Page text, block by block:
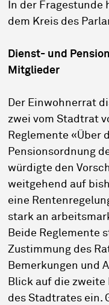
In der
dem Kreis des
Dienst- und
Mitglieder
Der Einwohnerrat
zwei vom Stadtrat
Reglemente «Über
Pensionsordnung
würdigte den
weitgehend auf
eine
stark an
Beide Reglemente
Zustimmung des
Bemerkungen und
Blick auf die zweite
des Stadtrates ein.